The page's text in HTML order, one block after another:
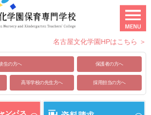
名古屋文化学園HPはこちら ＞
生の方へ 保護者の方へ
高等学校の先生方へ 採用担当の方へ